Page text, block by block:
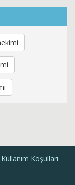
Kullanım Koşulları